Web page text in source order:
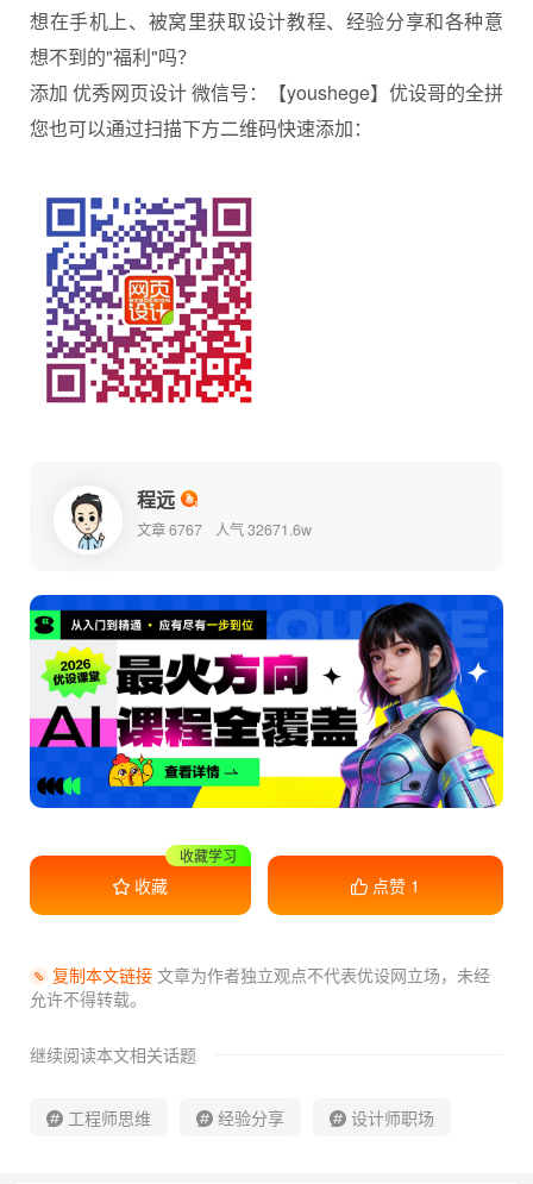
想在手机上、被窝里获取设计教程、经验分享和各种意
想不到的"福利"吗？
添加 优秀网页设计 微信号：【youshege】优设哥的全拼
您也可以通过扫描下方二维码快速添加：
程远
文章 6767 人气 32671.6w
收藏
收藏学习
点赞 1
复制本文链接文章为作者独立观点不代表优设网立场， 未经
允许不得转载。
继续阅读本文相关话题
工程师思维 经验分享 设计师职场